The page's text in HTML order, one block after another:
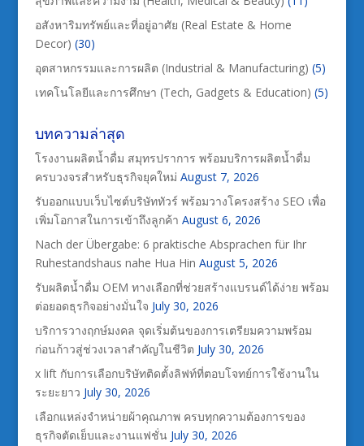
อสังหาริมทรัพย์และที่อยู่อาศัย (Real Estate & Home
Decor) (30)
อุตสาหกรรมและการผลิต (Industrial & Manufacturing) (5)
เทคโนโลยีและการศึกษา (Tech, Gadgets & Education) (5)
บทความล่าสุด
โรงงานผลิตน้ำดื่ม สมุทรปราการ พร้อมบริการผลิตน้ำดื่ม
ครบวงจรสำหรับธุรกิจยุคใหม่ August 7, 2026
รับออกแบบเว็บไซต์บริษัททัวร์ พร้อมวางโครงสร้าง SEO เพื่อ
เพิ่มโอกาสในการเข้าถึงลูกค้า August 6, 2026
Nach der Übergabe: 6 praktische Absprachen für Ihr
Ruhestandshaus nahe Hua Hin August 5, 2026
รับผลิตน้ำดื่ม OEM ทางเลือกที่ช่วยสร้างแบรนด์ได้ง่าย พร้อม
ต่อยอดธุรกิจอย่างมั่นใจ July 30, 2026
บริการวางฤกษ์มงคล จุดเริ่มต้นของการเตรียมความพร้อม
ก่อนก้าวสู่ช่วงเวลาสำคัญในชีวิต July 30, 2026
x lift กับการเลือกบริษัทติดตั้งลิฟท์ที่ตอบโจทย์การใช้งานใน
ระยะยาว July 30, 2026
เลือกแหล่งจำหน่ายผ้าคุณภาพ ครบทุกความต้องการของ
ธุรกิจตัดเย็บและงานแฟชั่น July 30, 2026